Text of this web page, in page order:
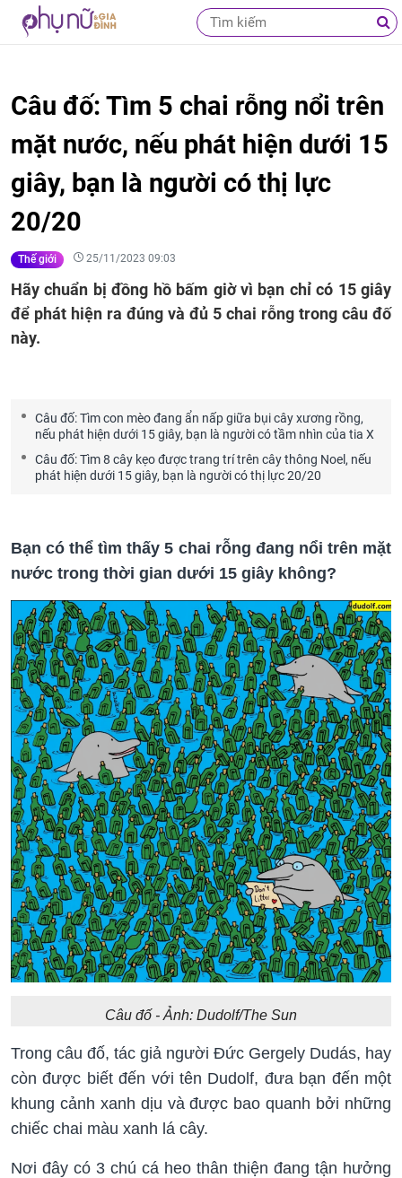
Câu đố: Tìm 5 chai rỗng nổi trên
mặt nước, nếu phát hiện dưới 15
giây, bạn là người có thị lực
20/20
Thế giới 25/11/2023 09:03
Hãy chuẩn bị đồng hồ bấm giờ vì bạn chỉ có 15 giây
để phát hiện ra đúng và đủ 5 chai rỗng trong câu đố
này.
Câu đố: Tìm con mèo đang ẩn nấp giữa bụi cây xương rồng,
nếu phát hiện dưới 15 giây, bạn là người có tầm nhìn của tia X
Câu đố: Tìm 8 cây kẹo được trang trí trên cây thông Noel, nếu
phát hiện dưới 15 giây, bạn là người có thị lực 20/20
Bạn có thể tìm thấy 5 chai rỗng đang nổi trên mặt
nước trong thời gian dưới 15 giây không?
Câu đố - Ảnh: Dudolf/The Sun
Trong câu đố, tác giả người Đức Gergely Dudás, hay
còn được biết đến với tên Dudolf, đưa bạn đến một
khung cảnh xanh dịu và được bao quanh bởi những
chiếc chai màu xanh lá cây.
Nơi đây có 3 chú cá heo thân thiện đang tận hưởng